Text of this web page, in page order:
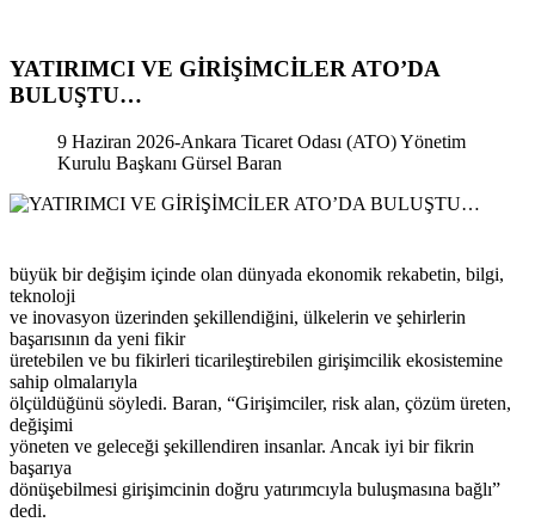
YATIRIMCI VE GİRİŞİMCİLER ATO’DA
BULUŞTU…
9 Haziran 2026-Ankara Ticaret Odası (ATO) Yönetim
Kurulu Başkanı Gürsel Baran
büyük bir değişim içinde olan dünyada ekonomik rekabetin, bilgi,
teknoloji
ve inovasyon üzerinden şekillendiğini, ülkelerin ve şehirlerin
başarısının da yeni fikir
üretebilen ve bu fikirleri ticarileştirebilen girişimcilik ekosistemine
sahip olmalarıyla
ölçüldüğünü söyledi. Baran, “Girişimciler, risk alan, çözüm üreten,
değişimi
yöneten ve geleceği şekillendiren insanlar. Ancak iyi bir fikrin
başarıya
dönüşebilmesi girişimcinin doğru yatırımcıyla buluşmasına bağlı”
dedi.